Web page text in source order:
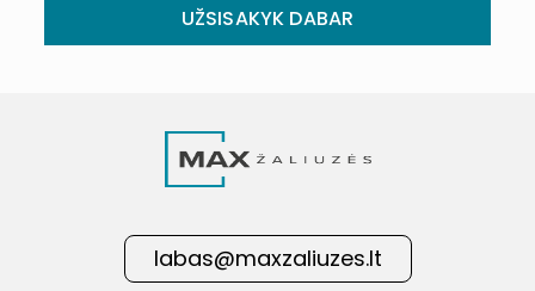
UŽSISAKYK DABAR
labas@maxzaliuzes.lt